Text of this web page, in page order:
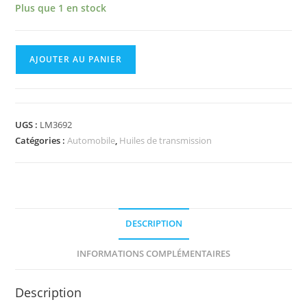
Plus que 1 en stock
AJOUTER AU PANIER
UGS : LM3692
Catégories :Automobile, Huiles de transmission
DESCRIPTION
INFORMATIONS COMPLÉMENTAIRES
Description